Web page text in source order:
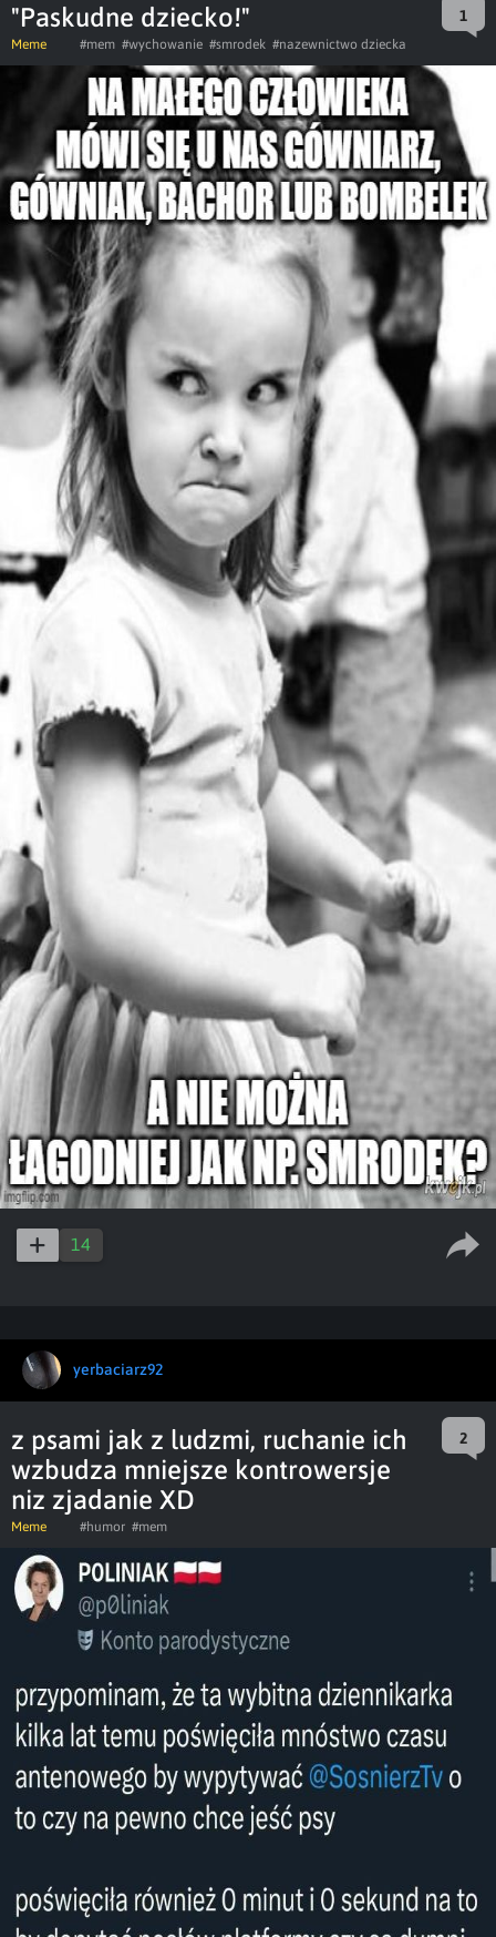
"Paskudne dziecko!" 1
Meme #mem #wychowanie #smrodek #nazewnictwo dziecka
14
yerbaciarz92
z psami jak z ludzmi, ruchanie ich
wzbudza mniejsze kontrowersje
niz zjadanie XD
2
Meme #humor #mem